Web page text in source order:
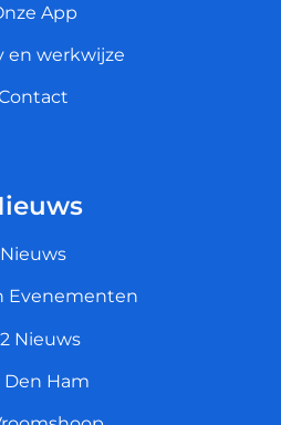
App
en werkwijze
Nieuws
Evenementen
Nieuws
Den Ham